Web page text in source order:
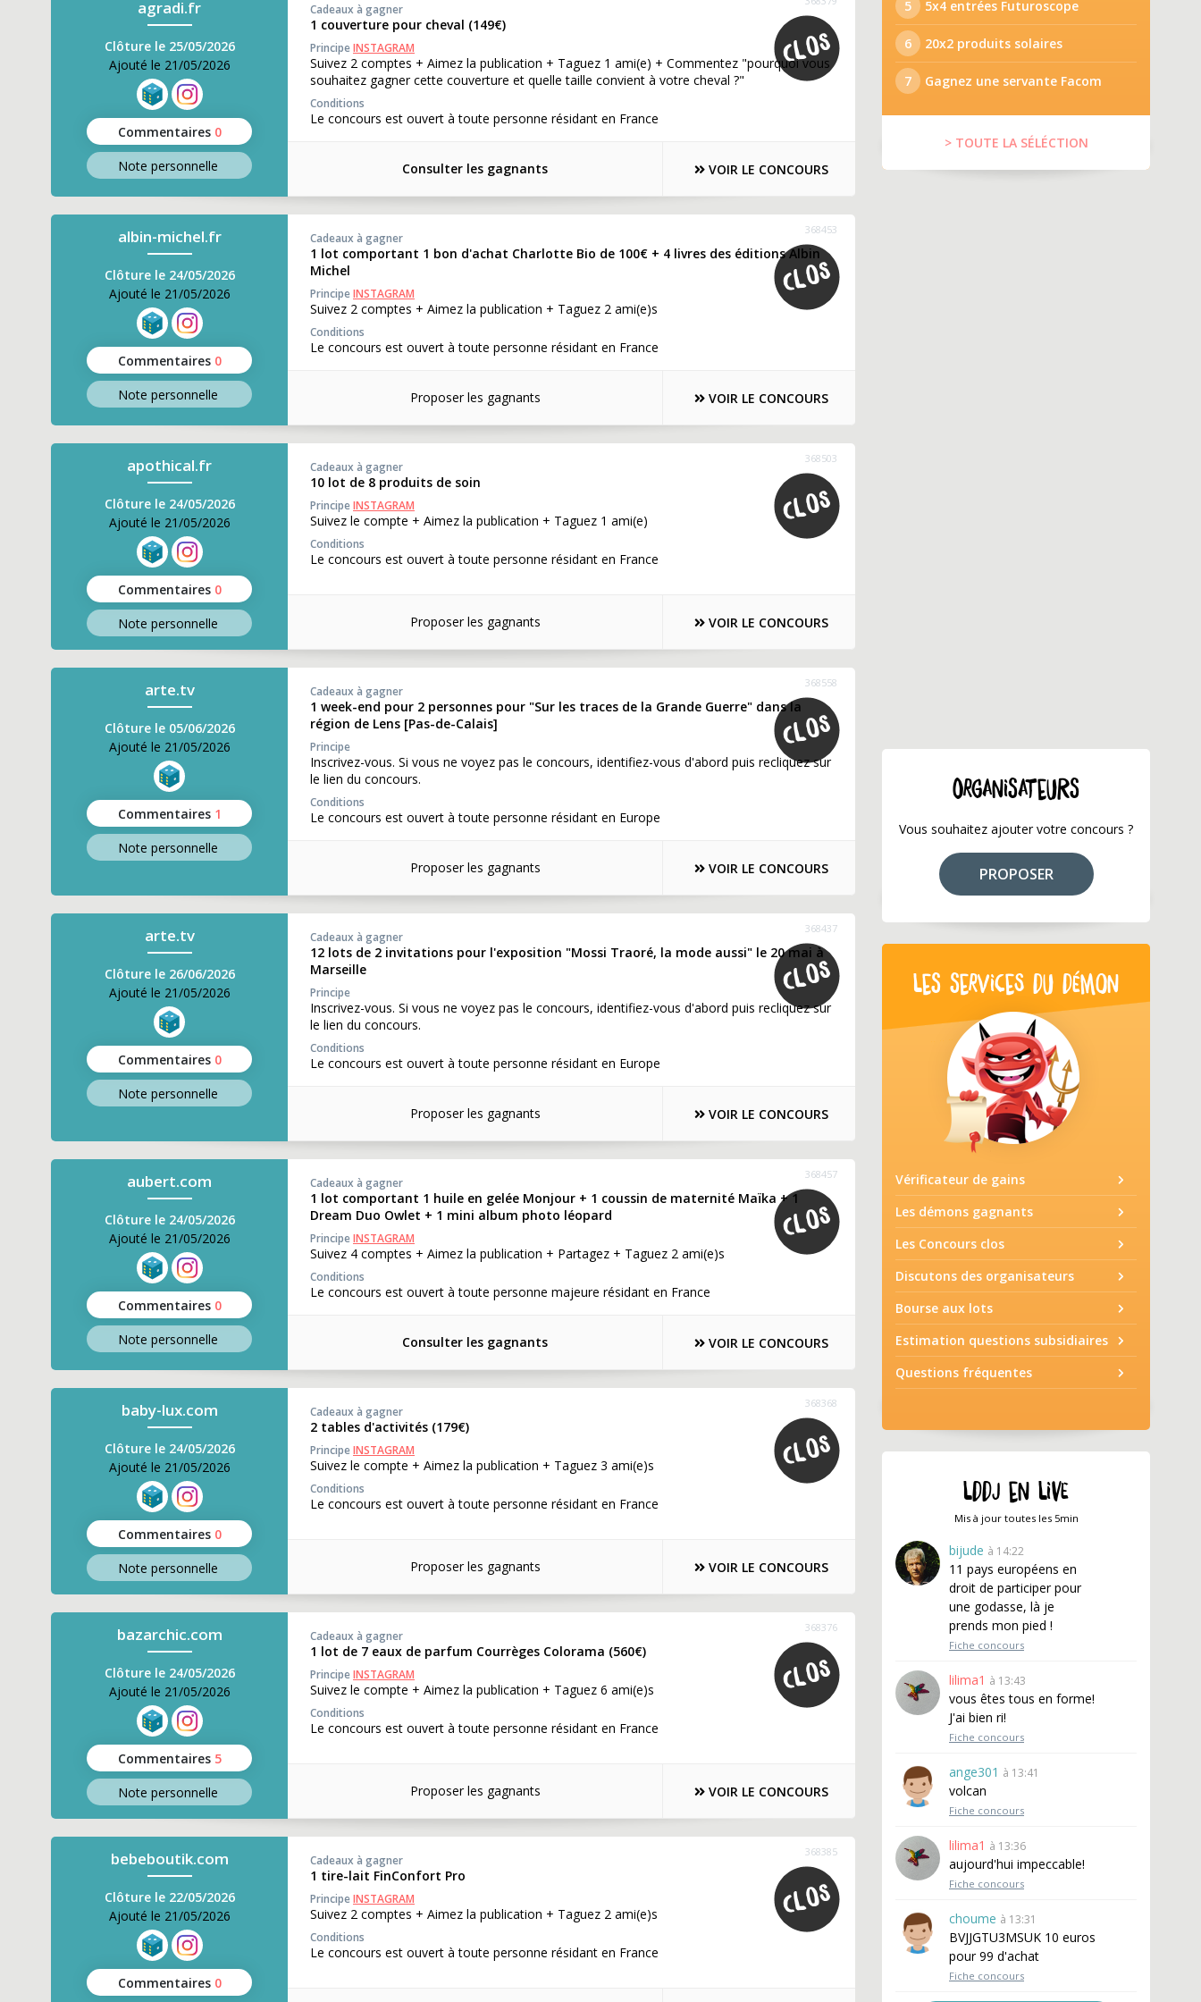
agradi.fr
Clôture le 25/05/2026
Ajouté le 21/05/2026
Commentaires 0
Note personnelle
Cadeaux à gagner
1 couverture pour cheval (149€)
PrincipeINSTAGRAM
Suivez 2 comptes + Aimez la publication + Taguez 1 ami(e) + Commentez "pourquoi vous
souhaitez gagner cette couverture et quelle taille convient à votre cheval ?"
Conditions
Le concours est ouvert à toute personne résidant en France
Consulter les gagnants VOIR LE CONCOURS
albin-michel.fr
Clôture le 24/05/2026
Ajouté le 21/05/2026
Commentaires 0
Note personnelle
368453
Cadeaux à gagner
1 lot comportant 1 bon d'achat Charlotte Bio de 100€ + 4 livres des éditions Albin
Michel
PrincipeINSTAGRAM
Suivez 2 comptes + Aimez la publication + Taguez 2 ami(e)s
Conditions
Le concours est ouvert à toute personne résidant en France
Proposer les gagnants VOIR LE CONCOURS
apothical.fr
Clôture le 24/05/2026
Ajouté le 21/05/2026
Commentaires 0
Note personnelle
368503
Cadeaux à gagner
10 lot de 8 produits de soin
PrincipeINSTAGRAM
Suivez le compte + Aimez la publication + Taguez 1 ami(e)
Conditions
Le concours est ouvert à toute personne résidant en France
Proposer les gagnants VOIR LE CONCOURS
arte.tv
Clôture le 05/06/2026
Ajouté le 21/05/2026
Commentaires 1
Note personnelle
368558
Cadeaux à gagner
1 week-end pour 2 personnes pour "Sur les traces de la Grande Guerre" dans la
région de Lens [Pas-de-Calais]
Principe
Inscrivez-vous. Si vous ne voyez pas le concours, identifiez-vous d'abord puis recliquez sur
le lien du concours.
Conditions
Le concours est ouvert à toute personne résidant en Europe
Proposer les gagnants VOIR LE CONCOURS
arte.tv
Clôture le 26/06/2026
Ajouté le 21/05/2026
Commentaires 0
Note personnelle
368437
Cadeaux à gagner
12 lots de 2 invitations pour l'exposition "Mossi Traoré, la mode aussi" le 20 mai à
Marseille
Principe
Inscrivez-vous. Si vous ne voyez pas le concours, identifiez-vous d'abord puis recliquez sur
le lien du concours.
Conditions
Le concours est ouvert à toute personne résidant en Europe
Proposer les gagnants VOIR LE CONCOURS
aubert.com
Clôture le 24/05/2026
Ajouté le 21/05/2026
Commentaires 0
Note personnelle
368457
Cadeaux à gagner
1 lot comportant 1 huile en gelée Monjour + 1 coussin de maternité Maïka + 1
Dream Duo Owlet + 1 mini album photo léopard
PrincipeINSTAGRAM
Suivez 4 comptes + Aimez la publication + Partagez + Taguez 2 ami(e)s
Conditions
Le concours est ouvert à toute personne majeure résidant en France
Consulter les gagnants VOIR LE CONCOURS
baby-lux.com
Clôture le 24/05/2026
Ajouté le 21/05/2026
Commentaires 0
Note personnelle
368368
Cadeaux à gagner
2 tables d'activités (179€)
PrincipeINSTAGRAM
Suivez le compte + Aimez la publication + Taguez 3 ami(e)s
Conditions
Le concours est ouvert à toute personne résidant en France
Proposer les gagnants VOIR LE CONCOURS
bazarchic.com
Clôture le 24/05/2026
Ajouté le 21/05/2026
Commentaires 5
Note personnelle
368376
Cadeaux à gagner
1 lot de 7 eaux de parfum Courrèges Colorama (560€)
PrincipeINSTAGRAM
Suivez le compte + Aimez la publication + Taguez 6 ami(e)s
Conditions
Le concours est ouvert à toute personne résidant en France
Proposer les gagnants VOIR LE CONCOURS
bebeboutik.com
Clôture le 22/05/2026
Ajouté le 21/05/2026
Commentaires 0
368385
Cadeaux à gagner
1 tire-lait FinConfort Pro
PrincipeINSTAGRAM
Suivez 2 comptes + Aimez la publication + Taguez 2 ami(e)s
Conditions
Le concours est ouvert à toute personne résidant en France
5 5x4 entrées Futuroscope
6 20x2 produits solaires
7 Gagnez une servante Facom
> TOUTE LA SÉLÉCTION
ORGANISATEURS
Vous souhaitez ajouter votre concours ?
PROPOSER
LES SERVICES DU DÉMON
Vérificateur de gains
Les démons gagnants
Les Concours clos
Discutons des organisateurs
Bourse aux lots
Estimation questions subsidiaires
Questions fréquentes
LDDJ EN LIVE
Mis à jour toutes les 5min
bijude à 14:22
11 pays européens en
droit de participer pour
une godasse, là je
prends mon pied !
Fiche concours
lilima1 à 13:43
vous êtes tous en forme!
J'ai bien ri!
Fiche concours
ange301 à 13:41
volcan
Fiche concours
lilima1 à 13:36
aujourd'hui impeccable!
Fiche concours
choume à 13:31
BVJJGTU3MSUK 10 euros
pour 99 d'achat
Fiche concours